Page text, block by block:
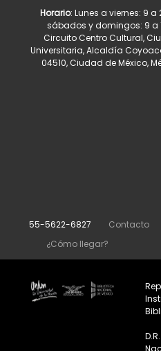
Horario: Lunes a viernes: 9 a
sábados y domingos: 9 a
Circuito Centro Cultural,
Universitaria, Alcaldía
04510, Ciudad de México,
55-5622-6827
Contacto
¿Cómo llegar?